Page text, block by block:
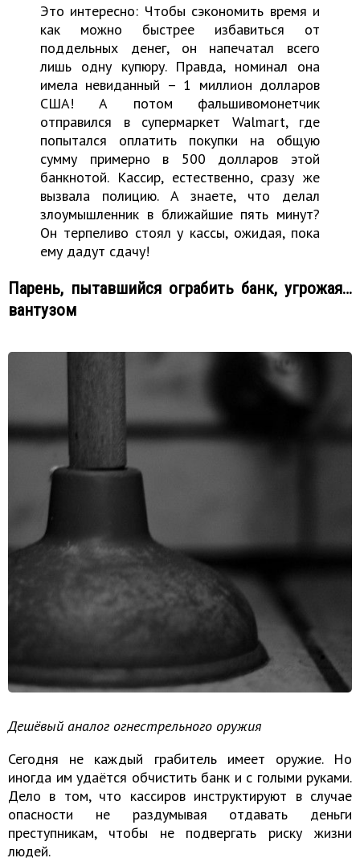
Это интересно: Чтобы сэкономить время и
как можно быстрее избавиться от
поддельных денег, он напечатал всего
лишь одну купюру. Правда, номинал она
имела невиданный – 1 миллион долларов
США! А потом фальшивомонетчик
отправился в супермаркет Walmart, где
попытался оплатить покупки на общую
сумму примерно в 500 долларов этой
банкнотой. Кассир, естественно, сразу же
вызвала полицию. А знаете, что делал
злоумышленник в ближайшие пять минут?
Он терпеливо стоял у кассы, ожидая, пока
ему дадут сдачу!
Парень, пытавшийся ограбить банк, угрожая…
вантузом
Дешёвый аналог огнестрельного оружия
Сегодня не каждый грабитель имеет оружие. Но
иногда им удаётся обчистить банк и с голыми руками.
Дело в том, что кассиров инструктируют в случае
опасности не раздумывая отдавать деньги
преступникам, чтобы не подвергать риску жизни
людей.